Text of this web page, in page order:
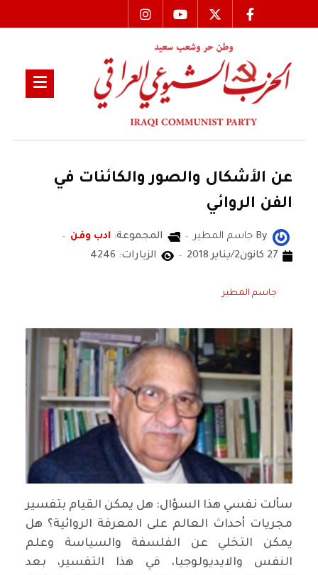
عن الأشكال والصور والكائنات في
الفن الروائي
By جاسم المطير المجموعة: ادب وفن
27 كانون2/يناير 2018
الزيارات: 4246
جاسم المطير
سألت نفسي هذا السؤال: هل يمكن القيام بتفسير
مجريات أحداث العالم على المعرفة الروائية؟ هل
يمكن التخلي عن الفلسفة والسياسة وعلم
النفس والايديولوجيا، في هذا التفسير، بعد